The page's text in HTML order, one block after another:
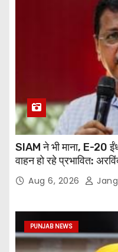
SIAM ने भी माना, E-20
वाहन हो रहे प्रभावित:
Aug 6, 2026
PUNJAB NEWS